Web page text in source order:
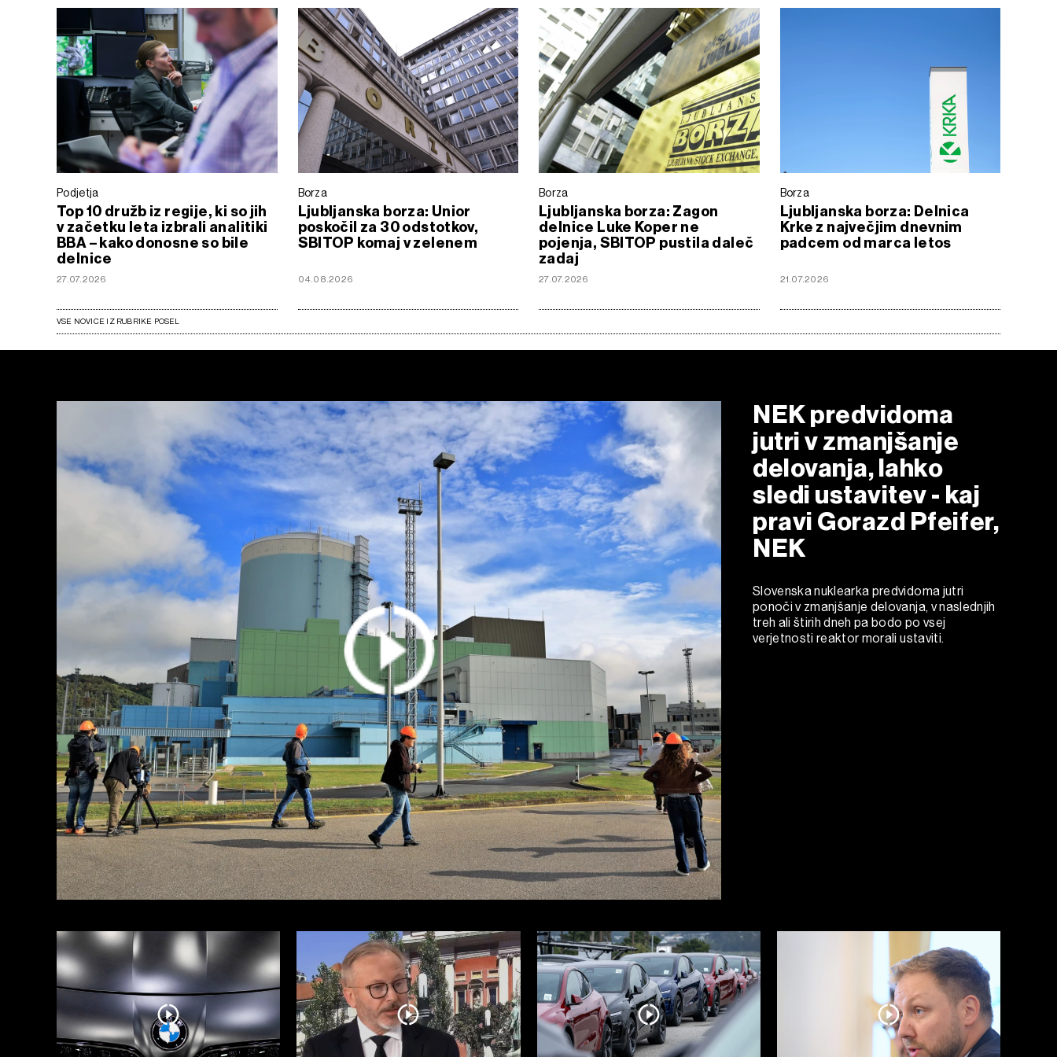
Podjetja
Top 10 družb iz regije, ki so jih
v začetku leta izbrali analitiki
BBA – kako donosne so bile
delnice
27.07.2026
Borza
Ljubljanska borza: Unior
poskočil za 30 odstotkov,
SBITOP komaj v zelenem
04.08.2026
Borza
Ljubljanska borza: Zagon
delnice Luke Koper ne
pojenja, SBITOP pustila daleč
zadaj
27.07.2026
Borza
Ljubljanska borza: Delnica
Krke z največjim dnevnim
padcem od marca letos
21.07.2026
VSE NOVICE IZ RUBRIKE POSEL
NEK predvidoma
jutri v zmanjšanje
delovanja, lahko
sledi ustavitev - kaj
pravi Gorazd Pfeifer,
NEK
Slovenska nuklearka predvidoma jutri
ponoči v zmanjšanje delovanja, v naslednjih
treh ali štirih dneh pa bodo po vsej
verjetnosti reaktor morali ustaviti.